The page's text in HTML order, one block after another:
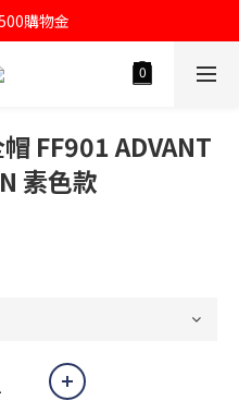
物金100
購物金
物金100
FF901 ADVANT
素色款